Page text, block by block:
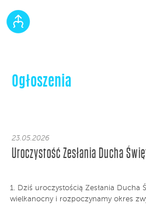
Ogłoszenia
23.05.2026
Uroczystość Zesłania Ducha
1. Dziś uroczystością Zesłania Ducha
wielkanocny i rozpoczynamy okres